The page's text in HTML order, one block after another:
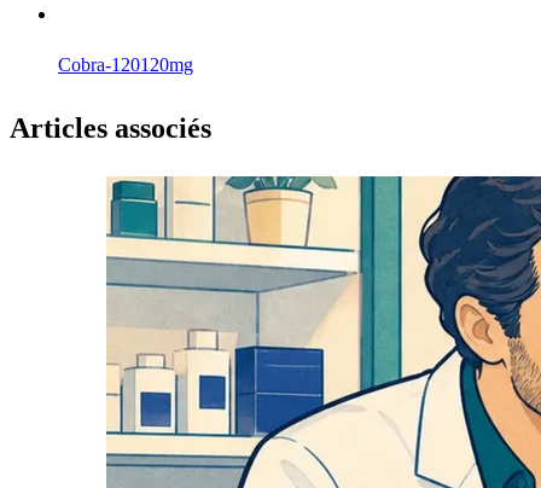
Cobra-120120mg
Articles associés